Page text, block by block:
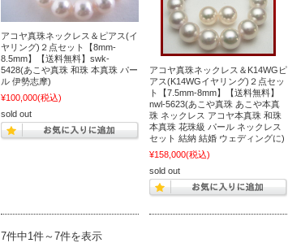
アコヤ真珠ネックレス＆ピアス(イ
ヤリング)２点セット【8mm-
8.5mm】【送料無料】swk-
5428(あこや真珠 和珠 本真珠 パー
ル 伊勢志摩)
¥100,000(税込)
sold out
アコヤ真珠ネックレス＆K14WGピ
アス(K14WGイヤリング)２点セッ
ト【7.5mm-8mm】【送料無料】
nwl-5623(あこや真珠 あこや本真
珠 ネックレス アコヤ本真珠 和珠
本真珠 花珠級 パール ネックレス
セット 結納 結婚 ウェディングに)
¥158,000(税込)
sold out
7件中1件～7件を表示